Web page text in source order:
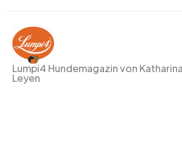
Lumpi4 Hundemagazin von
Leyen